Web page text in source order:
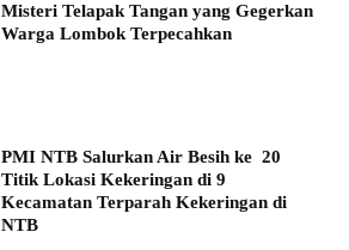
Misteri Telapak Tangan yang Gegerkan
Warga Lombok Terpecahkan
PMI NTB Salurkan Air Besih ke 20
Titik Lokasi Kekeringan di 9
Kecamatan Terparah Kekeringan di
NTB